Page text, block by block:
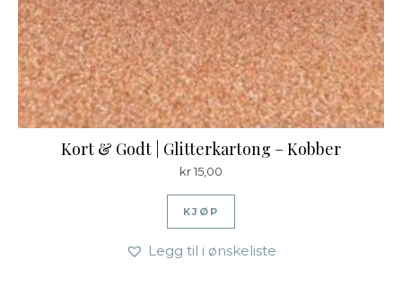
Kort & Godt | Glitterkartong – Kobber
kr15,00
KJØP
Legg til i ønskeliste